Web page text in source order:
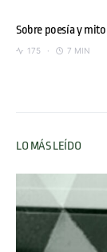
Sobre poesía y mito
175 7 MIN
LO MÁS LEÍDO